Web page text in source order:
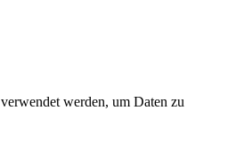
werden, um Daten zu